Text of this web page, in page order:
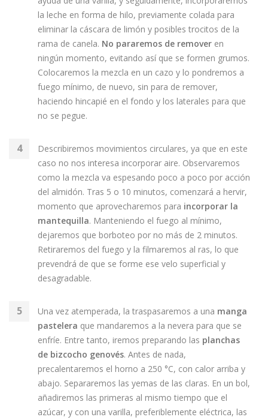
la leche en forma de hilo, previamente colada para
eliminar la cáscara de limón y posibles trocitos de la
rama de canela. No pararemos de remover en
ningún momento, evitando así que se formen grumos.
Colocaremos la mezcla en un cazo y lo pondremos a
fuego mínimo, de nuevo, sin para de remover,
haciendo hincapié en el fondo y los laterales para que
no se pegue.
Describiremos movimientos circulares, ya que en este
caso no nos interesa incorporar aire. Observaremos
como la mezcla va espesando poco a poco por acción
del almidón. Tras 5 o 10 minutos, comenzará a hervir,
momento que aprovecharemos para incorporar la
mantequilla. Manteniendo el fuego al mínimo,
dejaremos que borboteo por no más de 2 minutos.
Retiraremos del fuego y la filmaremos al ras, lo que
prevendrá de que se forme ese velo superficial y
desagradable.
Una vez atemperada, la traspasaremos a una manga
pastelera que mandaremos a la nevera para que se
enfríe. Entre tanto, iremos preparando las planchas
de bizcocho genovés. Antes de nada,
precalentaremos el horno a 250 °C, con calor arriba y
abajo. Separaremos las yemas de las claras. En un bol,
añadiremos las primeras al mismo tiempo que el
azúcar, y con una varilla, preferiblemente eléctrica, las